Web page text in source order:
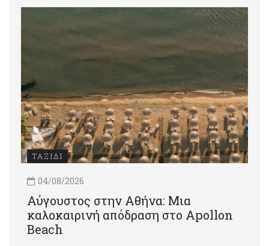
ΤΑΞΙΔΙ
04/08/2026
Αύγουστος στην Αθήνα: Μια
καλοκαιρινή απόδραση στο Apollon
Beach